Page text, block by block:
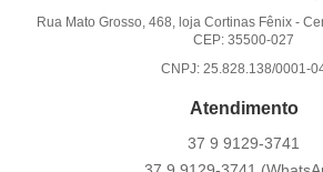
Rua Mato Grosso, 468, loja Cortinas Fênix -
CEP: 35500-027
CNPJ: 25.828.138/0001-
Atendimento
37 9 9129-3741